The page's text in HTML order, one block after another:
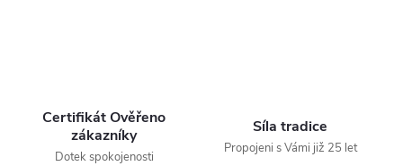
Certifikát Ověřeno
zákazníky
Dotek spokojenosti
Síla tradice
Propojeni s Vámi již 25 let